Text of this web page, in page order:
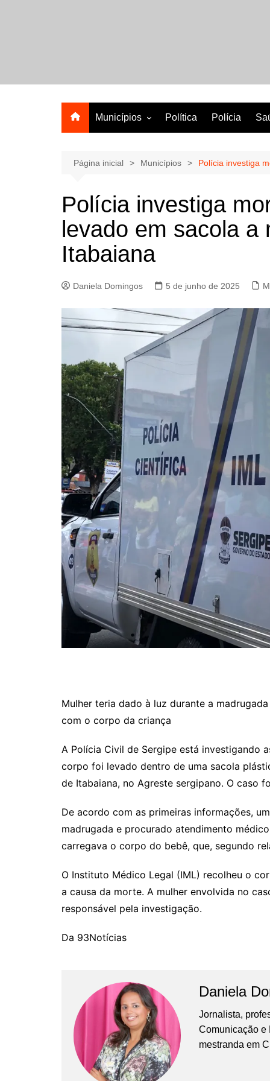
Municípios
Lagarto
Política Polícia
Página inicial Municípios Polícia investiga
Polícia investiga
levado em sacola a
Itabaiana
Daniela Domingos 5 de junho de 2025
Mulher teria dado à luz durante a
com o corpo da criança
A Polícia Civil de Sergipe está investigando
corpo foi levado dentro de uma sacola
de Itabaiana, no Agreste sergipano. O caso
De acordo com as primeiras informações,
madrugada e procurado atendimento
carregava o corpo do bebê, que, segundo
O Instituto Médico Legal (IML) recolheu o
a causa da morte. A mulher envolvida no
responsável pela investigação.
Da 93Notícias
Daniela
Jornalista,
Comunicação e
mestranda em